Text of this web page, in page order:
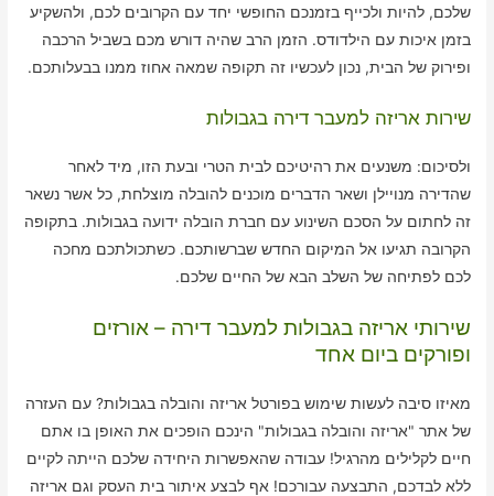
שלכם, להיות ולכייף בזמנכם החופשי יחד עם הקרובים לכם, ולהשקיע
בזמן איכות עם הילדודס. הזמן הרב שהיה דורש מכם בשביל הרכבה
ופירוק של הבית, נכון לעכשיו זה תקופה שמאה אחוז ממנו בבעלותכם.
שירות אריזה למעבר דירה בגבולות
ולסיכום: משנעים את רהיטיכם לבית הטרי ובעת הזו, מיד לאחר
שהדירה מנויילן ושאר הדברים מוכנים להובלה מוצלחת, כל אשר נשאר
זה לחתום על הסכם השינוע עם חברת הובלה ידועה בגבולות. בתקופה
הקרובה תגיעו אל המיקום החדש שברשותכם. כשתכולתכם מחכה
לכם לפתיחה של השלב הבא של החיים שלכם.
שירותי אריזה בגבולות למעבר דירה – אורזים
ופורקים ביום אחד
מאיזו סיבה לעשות שימוש בפורטל אריזה והובלה בגבולות? עם העזרה
של אתר "אריזה והובלה בגבולות" הינכם הופכים את האופן בו אתם
חיים לקלילים מהרגיל! עבודה שהאפשרות היחידה שלכם הייתה לקיים
ללא לבדכם, התבצעה עבורכם! אף לבצע איתור בית העסק וגם אריזה